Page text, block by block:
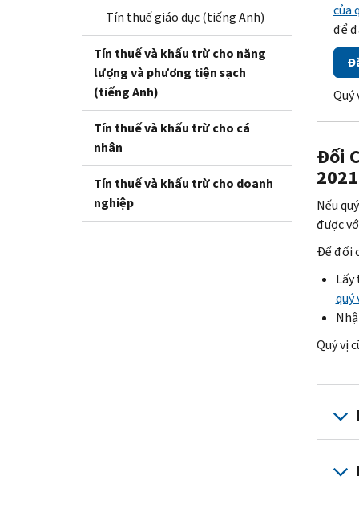
Tín thuế giáo dục (tiếng Anh)
Tín thuế và khấu trừ cho năng
lượng và phương tiện sạch
(tiếng Anh)
Tín thuế và khấu trừ cho cá
nhân
Tín thuế và khấu trừ cho doanh
nghiệp
của
để
Quý
Đối
2021
Nếu
được
Để đối
quý
Quý vị
Để